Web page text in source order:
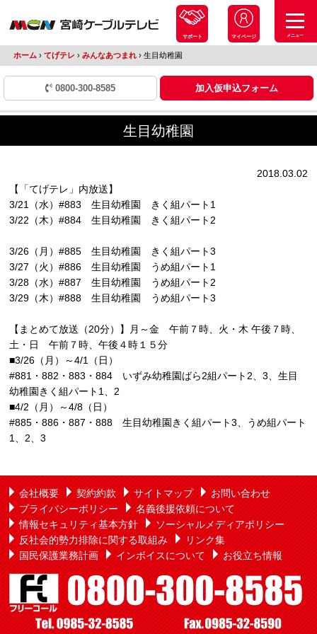
サポート マイページ メニュー
ホーム › てげテレ › みんなあつまれ ›生目幼稚園
0800-300-8585 加入仮申込フォーム
生目幼稚園
2018.03.02
【「てげテレ」内放送】
3/21（水）#883 生目幼稚園 きく組パート1
3/22（木）#884 生目幼稚園 きく組パート2
3/26（月）#885 生目幼稚園 きく組パート3
3/27（火）#886 生目幼稚園 うめ組パート1
3/28（水）#887 生目幼稚園 うめ組パート2
3/29（木）#888 生目幼稚園 うめ組パート3
【まとめて放送（20分）】月～金 午前７時、火・木 午後７時、
土・日 午前７時、午後４時１５分
■3/26（月）～4/1（日）
#881・882・883・884 いずみ幼稚園ばら2組パート2、3、生目
幼稚園きく組パート1、2
■4/2（月）～4/8（日）
#885・886・887・888 生目幼稚園きく組パート3、うめ組パート
1、2、3
会社概要 契約約款 サイトマップ
お問い合わせ
プライバシーポリシー
名義後援依頼について
情報セキュリティ基本方針
ソーシャルメディアポリシー
反社会的勢力排除に関する取組み
リンク集
国民保護業務計画
インボイスについて お役立ち情報